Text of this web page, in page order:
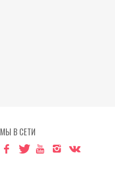
МЫ В СЕТИ